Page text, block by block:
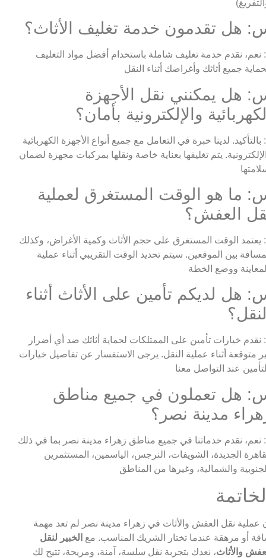
هل تقدمون خدمة تغليف الأثاث؟
نعم، نقدم خدمة تغليف شاملة باستخدام أفضل مواد التغليف
هل يمكنني نقل الأجهزة
والإلكترونية بأمان؟
بالتأكيد. لدينا خبرة في التعامل مع جميع أنواع الأجهزة الكهربائية
يتم تغليفها بعناية خاصة ونقلها بمركبات مجهزة لضمان
ما هو الوقت المستغرق لعملية
العفش؟
يعتمد الوقت المستغرق على حجم الأثاث وكمية الأغراض، وكذلك
بين الموقعين. سيتم تحديد الوقت التقريبي أثناء عملية
هل لديكم تأمين على الأثاث أثناء
نقدم خيارات تأمين على الممتلكات لحماية أثاثك ضد أي أضرار
متوقعة أثناء عملية النقل. يرجى الاستفسار عن تفاصيل خيارات
هل تعملون في جميع مناطق
مدينة نصر؟
نعم، نقدم خدماتنا في جميع مناطق زهراء مدينة نصر بما في ذلك
الجديدة، الشويفات، النرجس، الياسمين، المستثمرين
عملية نقل العفش والأثاث في زهراء مدينة نصر لم تعد مهمة
أو مرهقة عندما تختار الشريك المناسب. مع الخبير لنقل
والأثاث، نعدك بتجربة نقل سلسة، آمنة، ومريحة، تتيح لك